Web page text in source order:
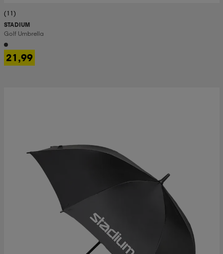
(11)
STADIUM
Golf Umbrella
21,99